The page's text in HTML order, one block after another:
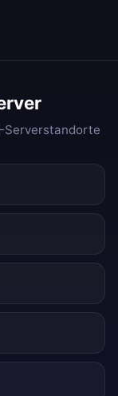
Serverstandorte